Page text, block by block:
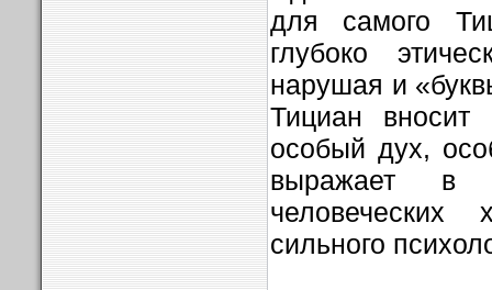
для самого
глубоко
нарушая и
Тициан вносит
особый дух,
выражает в
человеческих
сильного